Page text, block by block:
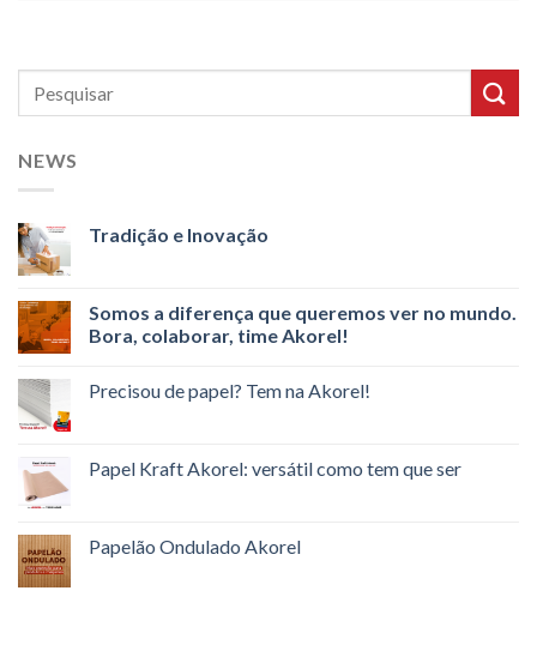
NEWS
Tradição e Inovação
Somos a diferença que queremos ver no mundo.
Bora, colaborar, time Akorel!
Precisou de papel? Tem na Akorel!
Papel Kraft Akorel: versátil como tem que ser
Papelão Ondulado Akorel